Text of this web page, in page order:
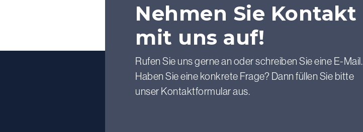
Nehmen Sie Kontakt
mit uns auf!
Rufen Sie uns gerne an oder schreiben Sie eine E-Mail.
Haben Sie eine konkrete Frage? Dann füllen Sie bitte
unser Kontaktformular aus.